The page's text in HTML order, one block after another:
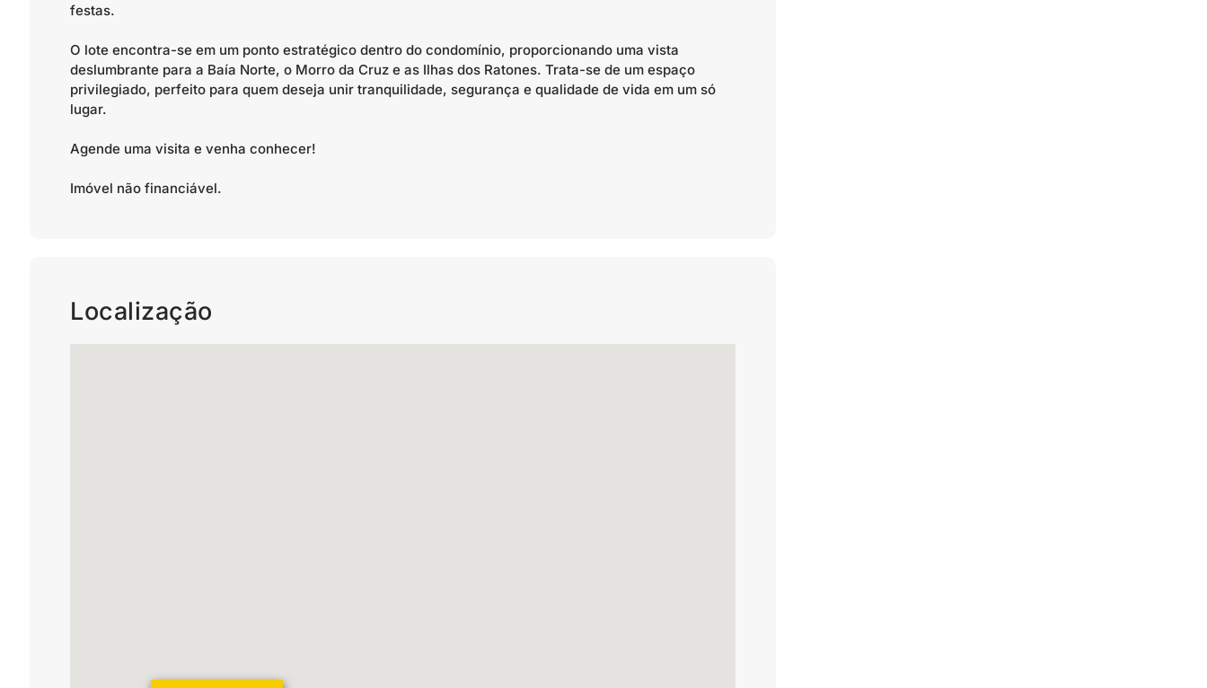
festas.
O lote encontra-se em um ponto estratégico dentro do condomínio, proporcionando uma vista
deslumbrante para a Baía Norte, o Morro da Cruz e as Ilhas dos Ratones. Trata-se de um espaço
privilegiado, perfeito para quem deseja unir tranquilidade, segurança e qualidade de vida em um só
lugar.
Agende uma visita e venha conhecer!
Imóvel não financiável.
Localização